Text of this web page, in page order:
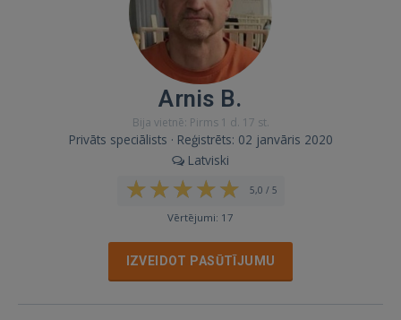
Arnis B.
Bija vietnē: Pirms 1 d. 17 st.
Privāts speciālists · Reģistrēts: 02 janvāris 2020
Latviski
5,0 / 5
Vērtējumi: 17
IZVEIDOT PASŪTĪJUMU